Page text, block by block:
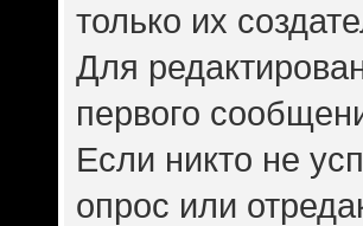
только их
Для
первого
Если никто не
опрос или